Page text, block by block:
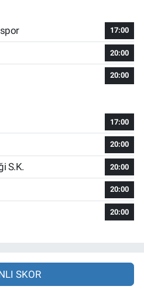
17:00
20:00
20:00
17:00
20:00
S.K. 20:00
20:00
20:00
SKOR